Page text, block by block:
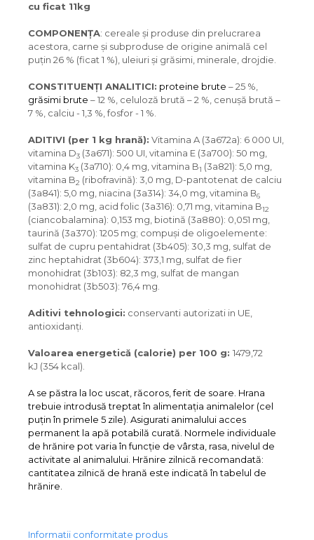
cu ficat 11kg
COMPONENŢA: cereale și produse din prelucrarea
acestora, carne şi subproduse de origine animală cel
puţin 26 % (ficat 1 %), uleiuri și grăsimi, minerale, drojdie.
CONSTITUENȚI ANALITICI: proteine brute – 25 %,
grăsimi brute – 12 %, celuloză brută – 2 %, cenuşă brută –
7 %, calciu - 1,3 %, fosfor - 1 %.
ADITIVI (per 1 kg hrană): Vitamina A (3a672a): 6 000 UI,
vitamina D3 (3a671): 500 UI, vitamina E (3a700): 50 mg,
vitamina K3 (3a710): 0,4 mg, vitamina B1 (3a821): 5,0 mg,
vitamina B2 (ribofravină): 3,0 mg, D-pantotenat de calciu
(3a841): 5,0 mg, niacina (3a314): 34,0 mg, vitamina В6
(3a831): 2,0 mg, acid folic (3a316): 0,71 mg, vitamina B12
(ciancobalamina): 0,153 mg, biotină (3a880): 0,051 mg,
taurină (3a370): 1205 mg; compuşi de oligoelemente:
sulfat de cupru pentahidrat (3b405): 30,3 mg, sulfat de
zinc heptahidrat (3b604): 373,1 mg, sulfat de fier
monohidrat (3b103): 82,3 mg, sulfat de mangan
monohidrat (3b503): 76,4 mg.
Aditivi tehnologici: conservanti autorizati in UE,
antioxidanţi.
Valoarea energetică (calorie) per 100 g: 1479,72
kJ (354 kcal).
A se păstra la loc uscat, răcoros, ferit de soare. Hrana
trebuie introdusă treptat în alimentația animalelor (cel
puțin în primele 5 zile). Asigurati animalului acces
permanent la apă potabilă curată. Normele individuale
de hrănire pot varia în funcție de vârsta, rasa, nivelul de
activitate al animalului. Hrănire zilnică recomandată:
cantitatea zilnică de hrană este indicată în tabelul de
hrănire.
Informatii conformitate produs